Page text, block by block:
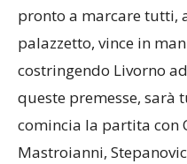
pronto a marcare tutti,
palazzetto, vince in
costringendo Livorno
queste premesse, sarà
comincia la partita con
Mastroianni,